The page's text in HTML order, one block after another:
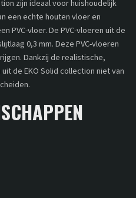
zijn ideaal voor huishoudelijk
een echte houten vloer en
PVC-vloer. De PVC-vloeren uit de
0,3 mm. Deze PVC-vloeren
Dankzij de realistische,
de EKO Solid collection niet van